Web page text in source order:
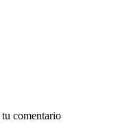
comentario